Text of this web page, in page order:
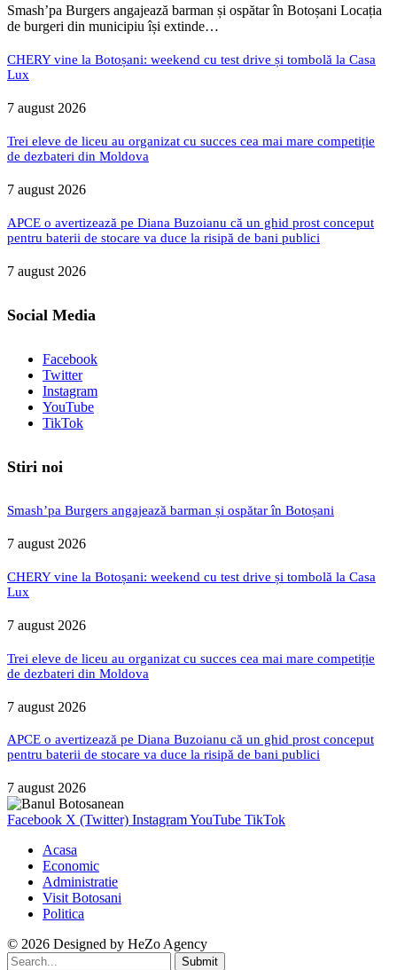
Smash’pa Burgers angajează barman și ospătar în Botoșani Locația
de burgeri din municipiu își extinde…
CHERY vine la Botoșani: weekend cu test drive și tombolă la Casa
Lux
7 august 2026
Trei eleve de liceu au organizat cu succes cea mai mare competiție
de dezbateri din Moldova
7 august 2026
APCE o avertizează pe Diana Buzoianu că un ghid prost conceput
pentru baterii de stocare va duce la risipă de bani publici
7 august 2026
Social Media
Facebook
Twitter
Instagram
YouTube
TikTok
Stiri noi
Smash’pa Burgers angajează barman și ospătar în Botoșani
7 august 2026
CHERY vine la Botoșani: weekend cu test drive și tombolă la Casa
Lux
7 august 2026
Trei eleve de liceu au organizat cu succes cea mai mare competiție
de dezbateri din Moldova
7 august 2026
APCE o avertizează pe Diana Buzoianu că un ghid prost conceput
pentru baterii de stocare va duce la risipă de bani publici
7 august 2026
Facebook X (Twitter) InstagramYouTube TikTok
Acasa
Economic
Administratie
Visit Botosani
Politica
© 2026 Designed by HeZo Agency
Submit